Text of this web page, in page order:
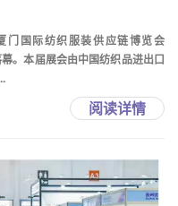
门国际纺织服装供应链博览会
。本届展会由中国纺织品进出口
阅读详情